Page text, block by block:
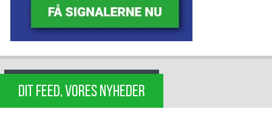
DIT FEED, VORES NYHEDER